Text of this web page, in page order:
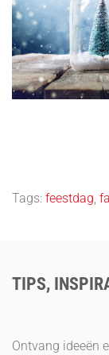
Tags: feestdag,
TIPS,
Ontvang ideeën